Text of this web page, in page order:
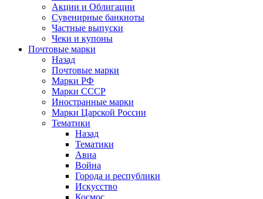
Акции и Облигации
Сувенирные банкноты
Частные выпуски
Чеки и купоны
Почтовые марки
Назад
Почтовые марки
Марки РФ
Марки СССР
Иностранные марки
Марки Царской России
Тематики
Назад
Тематики
Авиа
Война
Города и республики
Искусство
Космос